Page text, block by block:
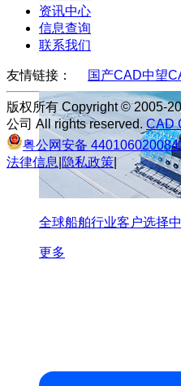
全球船舶行业客户选择
更多
资讯中心
信息查询
联系我们
友情链接： 国产CAD中望
版权所有 Copyright © 2005-
公司 All rights reserved. CAD
粤公网安备
法律信息|隐私政策|